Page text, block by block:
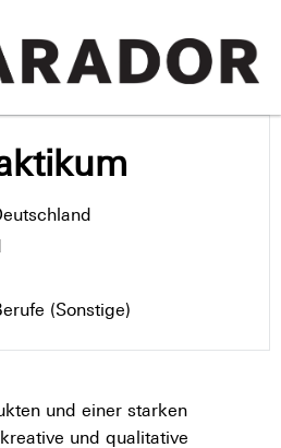
(Sonstige)
und einer starken
und qualitative